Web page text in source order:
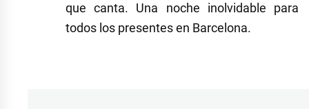
que canta. Una noche inolvidable para
todos los presentes en Barcelona.